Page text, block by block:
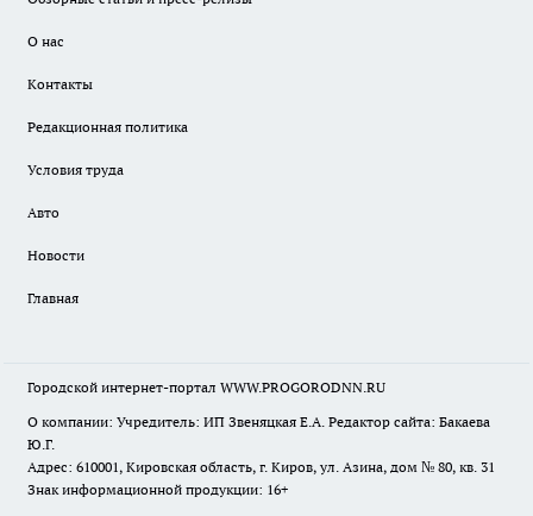
О нас
Контакты
Редакционная политика
Условия труда
Авто
Новости
Главная
Городской интернет-портал WWW.PROGORODNN.RU
О компании: Учредитель: ИП Звеняцкая Е.А. Редактор сайта: Бакаева
Ю.Г.
Адрес: 610001, Кировская область, г. Киров, ул. Азина, дом № 80, кв. 31
Знак информационной продукции: 16+